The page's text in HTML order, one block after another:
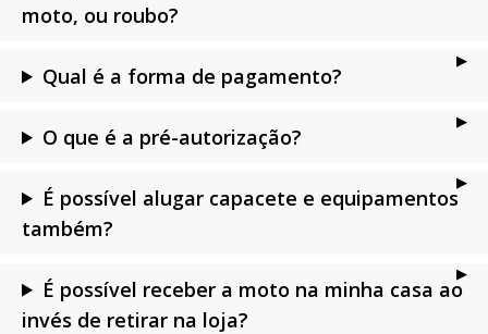
moto, ou roubo?
Qual é a forma de pagamento?
O que é a pré-autorização?
É possível alugar capacete e equipamentos
também?
É possível receber a moto na minha casa ao
invés de retirar na loja?